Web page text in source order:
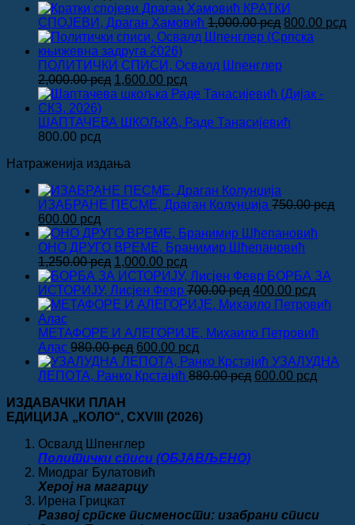
цена
је
била:
2,000.00 рсд.
цена
је:
1,600.00 рсд.
КРАТКИ
СПОЈЕВИ, Драган Хамовић 1,000.00рсд Оригинална
цена
800.00 рсд
ПОЛИТИЧКИ СПИСИ, Освалд Шпенглер
2,000.00рсд Оригинална
цена
била:
1,600.00 рсд
цена
1,600.00 рсд.
ШАПТАЧЕВА ШКОЉКА, Раде Танасијевић
800.00 рсд
Натраженија издања
ИЗАБРАНЕ ПЕСМЕ, Драган Колунџија 750.00рсд
Оригинална
цена
је
била:
750.00 рсд.
600.00 рсд
цена
је:
600.00 рсд.
ОНО ДРУГО ВРЕМЕ, Бранимир Шћепановић
1,250.00рсд Оригинална
цена
је
била:
1,000.00 рсд
цена
је:
1,000.00 рсд.
БОРБА ЗА
ИСТОРИЈУ, Лисјен Февр 700.00рсд Оригинална
цена
била:
400.00 рсд
цена
МЕТАФОРЕ И АЛЕГОРИЈЕ, Михаило Петровић
Алас 980.00рсд Оригинална
цена
је
600.00 рсд
цена
је:
УЗАЛУДНА
ЛЕПОТА, Ранко Крстајић 880.00рсд Оригинална
600.00 рсд
ИЗДАВАЧКИ ПЛАН
ЕДИЦИЈА „КОЛО“, CXVIII
(2026)
Освалд Шпенглер
Политички списи (ОБЈАВЉЕНО)
Миодраг Булатовић
Херој на магарцу
Ирена Грицкат
Развој српске писмености: изабрани списи